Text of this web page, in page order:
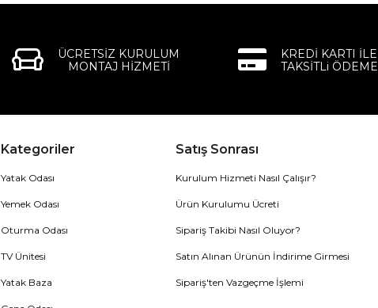
ÜCRETSİZ KURULUM
MONTAJ HİZMETİ
KREDİ KARTI İLE
TAKSİTLi ÖDEME
Kategoriler
Yatak Odası
Yemek Odası
Oturma Odası
TV Ünitesi
Yatak Baza
Satış Sonrası
Kurulum Hizmeti Nasıl Çalışır?
Ürün Kurulumu Ücreti
Sipariş Takibi Nasıl Oluyor?
Satın Alınan Ürünün İndirime Girmesi
Sipariş'ten Vazgeçme İşlemi